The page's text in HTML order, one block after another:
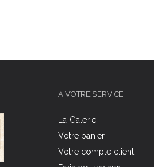
A VOTRE SERVICE
La Galerie
Votre panier
Votre compte client